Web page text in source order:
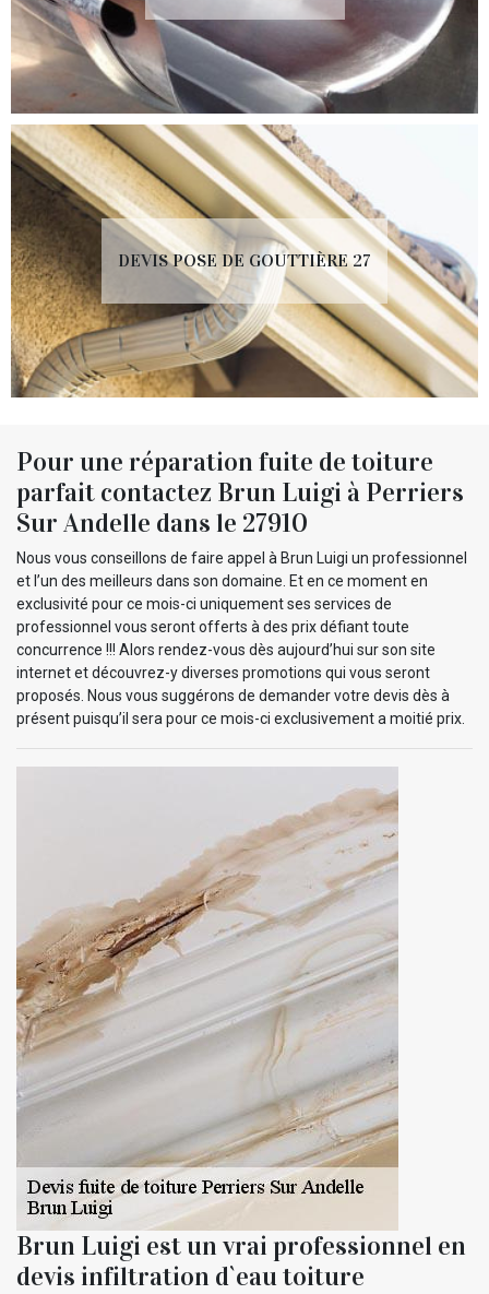
DEVIS POSE DE GOUTTIÈRE 27
Pour une réparation fuite de toiture
parfait contactez Brun Luigi à Perriers
Sur Andelle dans le 27910
Nous vous conseillons de faire appel à Brun Luigi un professionnel
et l’un des meilleurs dans son domaine. Et en ce moment en
exclusivité pour ce mois-ci uniquement ses services de
professionnel vous seront offerts à des prix défiant toute
concurrence !!! Alors rendez-vous dès aujourd’hui sur son site
internet et découvrez-y diverses promotions qui vous seront
proposés. Nous vous suggérons de demander votre devis dès à
présent puisqu’il sera pour ce mois-ci exclusivement a moitié prix.
Brun Luigi est un vrai professionnel en
devis infiltration d`eau toiture